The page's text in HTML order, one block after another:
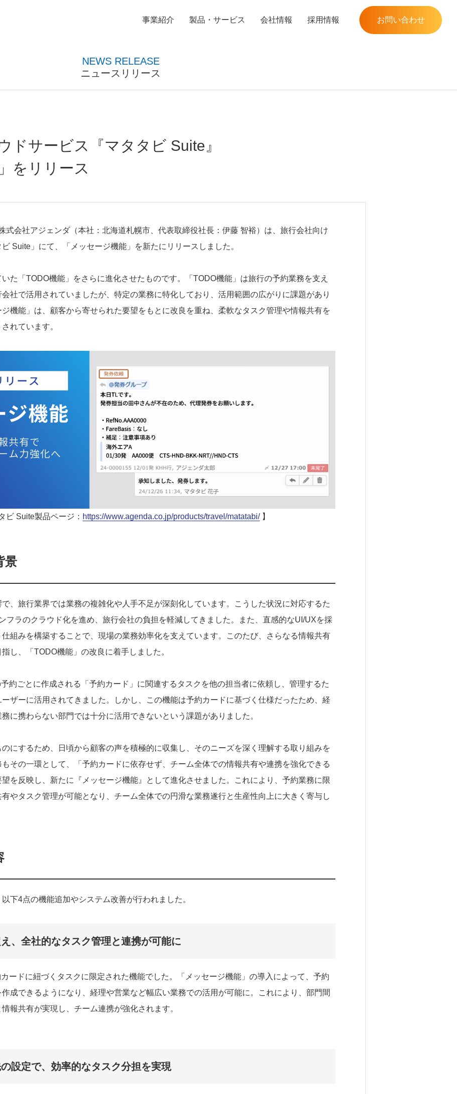
事業紹介 製品・サービス
B2C向けアプリケーション開発分野
会社情報 採用情報
中途向け募集要項
お問い合わせ
NEWS RELEASE
ニュースリリース
ドサービス『マタタビ Suite』
をリリース
式会社アジェンダ（本社：北海道札幌市、代表取締役社長：伊藤 智裕）は、旅行会社向け
Suite」にて、「メッセージ機能」を新たにリリースしました。
た「TODO機能」をさらに進化させたものです。「TODO機能」は旅行の予約業務を支え
社で活用されていましたが、特定の業務に特化しており、活用範囲の広がりに課題があり
機能」は、顧客から寄せられた要望をもとに改良を重ね、柔軟なタスク管理や情報共有を
れています。
ビ Suite製品ページ： https://www.agenda.co.jp/products/travel/matatabi/】
景
、旅行業界では業務の複雑化や人手不足が深刻化しています。こうした状況に対応するた
フラのクラウド化を進め、旅行会社の負担を軽減してきました。また、直感的なUI/UXを採
組みを構築することで、現場の業務効率化を支えています。このたび、さらなる情報共有
し、「TODO機能」の改良に着手しました。
予約ごとに作成される「予約カード」に関連するタスクを他の担当者に依頼し、管理するた
ザーに活用されてきました。しかし、この機能は予約カードに基づく仕様だったため、経
に携わらない部門では十分に活用できないという課題がありました。
にするため、日頃から顧客の声を積極的に収集し、そのニーズを深く理解する取り組みを
その一環として、「予約カードに依存せず、チーム全体での情報共有や連携を強化できる
を反映し、新たに『メッセージ機能』として進化させました。これにより、予約業務に限
やタスク管理が可能となり、チーム全体での円滑な業務遂行と生産性向上に大きく寄与し
下4点の機能追加やシステム改善が行われました。
、全社的なタスク管理と連携が可能に
ードに紐づくタスクに限定された機能でした。「メッセージ機能」の導入によって、予約
成できるようになり、経理や営業など幅広い業務での活用が可能に。これにより、部門間
報共有が実現し、チーム連携が強化されます。
設定で、効率的なタスク分担を実現